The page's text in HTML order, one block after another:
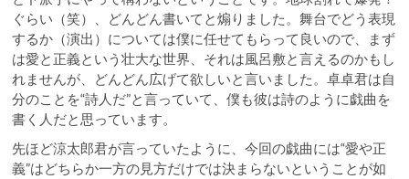
ぐらい（笑）、どんどん書いてと煽りました。舞台でどう表現
するか（演出）については僕に任せてもらって良いので、まず
は愛と正義という壮大な世界、それは風呂敷と言えるのかもし
れませんが、どんどん広げて欲しいと言いました。卓卓君は自
分のことを“詩人だ”と言っていて、僕も彼は詩のように戯曲を
書く人だと思っています。
先ほど涼太郎君が言っていたように、今回の戯曲には“愛や正
義”はどちらか一方の見方だけでは決まらないということが如